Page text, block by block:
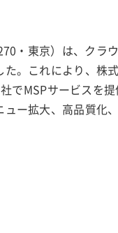
・東京）は、クラ
。これにより、株
でMSPサービスを
ー拡大、高品質化